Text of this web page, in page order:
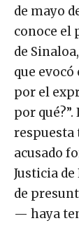
de mayo
conoce el
de
que
por el
por
respuesta
acusado
Justicia de
de
— haya